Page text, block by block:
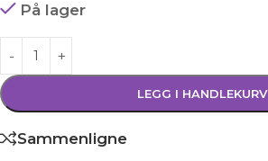
På lager
LEGG I HANDLEKURV
Sammenligne